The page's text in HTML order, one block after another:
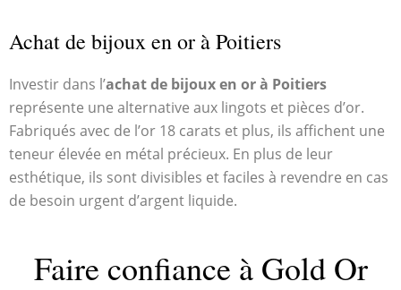
Achat de bijoux en or à Poitiers
Investir dans l’achat de bijoux en or à Poitiers
représente une alternative aux lingots et pièces d’or.
Fabriqués avec de l’or 18 carats et plus, ils affichent une
teneur élevée en métal précieux. En plus de leur
esthétique, ils sont divisibles et faciles à revendre en cas
de besoin urgent d’argent liquide.
Faire confiance à Gold Or